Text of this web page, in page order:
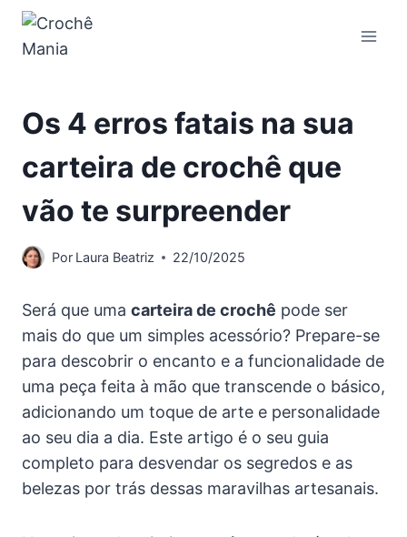
Pular
Os 4 erros fatais na sua
carteira de crochê que
vão te surpreender
Por Laura Beatriz 22/10/2025
Será que uma carteira de crochê pode ser
mais do que um simples acessório? Prepare-se
para descobrir o encanto e a funcionalidade de
uma peça feita à mão que transcende o básico,
adicionando um toque de arte e personalidade
ao seu dia a dia. Este artigo é o seu guia
completo para desvendar os segredos e as
belezas por trás dessas maravilhas artesanais.